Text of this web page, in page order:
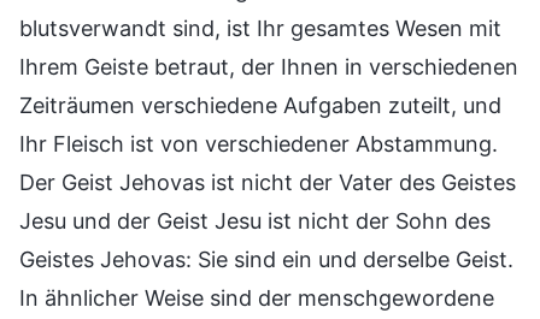
blutsverwandt sind, ist Ihr gesamtes Wesen mit
Ihrem Geiste betraut, der Ihnen in verschiedenen
Zeiträumen verschiedene Aufgaben zuteilt, und
Ihr Fleisch ist von verschiedener Abstammung.
Der Geist Jehovas ist nicht der Vater des Geistes
Jesu und der Geist Jesu ist nicht der Sohn des
Geistes Jehovas: Sie sind ein und derselbe Geist.
In ähnlicher Weise sind der menschgewordene